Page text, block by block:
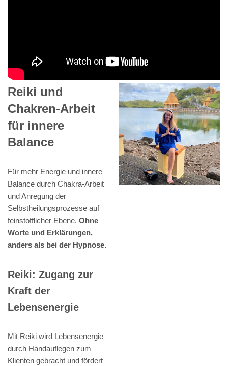
Reiki und
Chakren-Arbeit
für innere
Balance
Für mehr Energie und innere
Balance durch Chakra-Arbeit
und Anregung der
Selbstheilungsprozesse auf
feinstofflicher Ebene. Ohne
Worte und Erklärungen,
anders als bei der Hypnose.
Reiki: Zugang zur
Kraft der
Lebensenergie
Mit Reiki wird Lebensenergie
durch Handauflegen zum
Klienten gebracht und fördert